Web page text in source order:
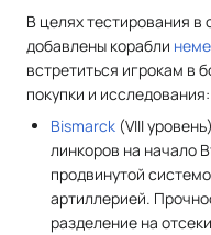
В целях тестирования в
добавлены корабли
встретиться игрокам в
покупки и исследования:
Bismarck (VIII
линкоров на начало
продвинутой
артиллерией.
разделение на